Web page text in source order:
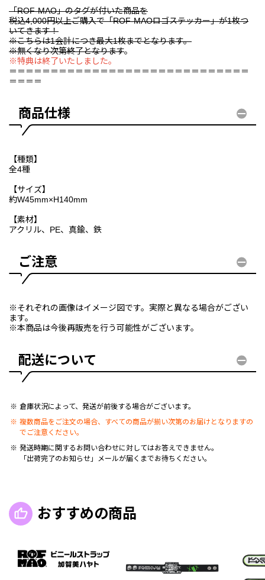
「ROF-MAO」のタグが付いた商品を
税込4,000円以上ご購入で「ROF-MAOロゴステッカー」が1枚つ
いてきます！
※こちらは1会計につき最大1枚までとなります。
※無くなり次第終了となります。
※特典は終了いたしました。
＝＝＝＝＝＝＝＝＝＝＝＝＝＝＝＝＝＝＝＝＝＝＝＝＝＝＝＝＝
＝＝＝＝
商品仕様
【種類】
全4種
【サイズ】
約W45mm×H140mm
【素材】
アクリル、PE、真鍮、鉄
ご注意
※それぞれの画像はイメージ図です。実際と異なる場合がござい
ます。
※本商品は今後再販売を行う可能性がございます。
配送について
倉庫状況によって、発送が前後する場合がございます。
複数商品をご注文の場合、すべての商品が揃い次第のお届けとなりますの
でご注意ください。
発送時期に関するお問い合わせに対してはお答えできません。
「出荷完了のお知らせ」メールが届くまでお待ちください。
おすすめの商品